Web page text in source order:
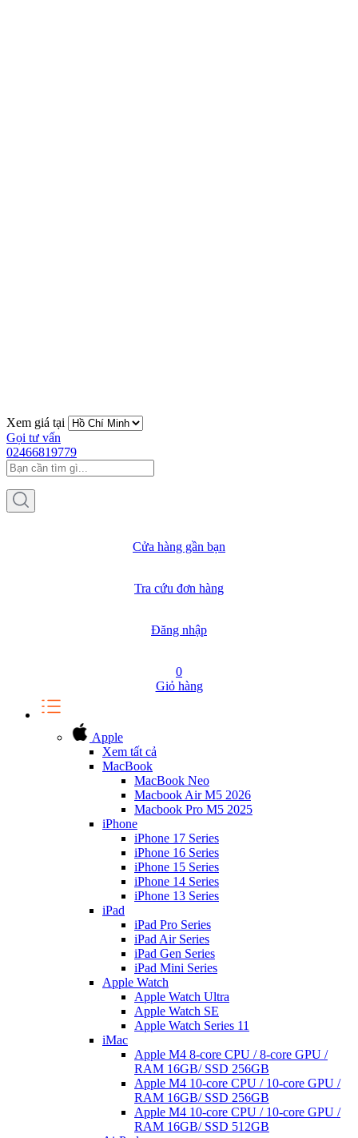
Xem giá tại
Gọi tư vấn
02466819779
Cửa hàng gần bạn
Tra cứu đơn hàng
Đăng nhập
0
Giỏ hàng
Apple
Xem tất cả
MacBook
MacBook Neo
Macbook Air M5 2026
Macbook Pro M5 2025
iPhone
iPhone 17 Series
iPhone 16 Series
iPhone 15 Series
iPhone 14 Series
iPhone 13 Series
iPad
iPad Pro Series
iPad Air Series
iPad Gen Series
iPad Mini Series
Apple Watch
Apple Watch Ultra
Apple Watch SE
Apple Watch Series 11
iMac
Apple M4 8-core CPU / 8-core GPU /
RAM 16GB/ SSD 256GB
Apple M4 10-core CPU / 10-core GPU /
RAM 16GB/ SSD 256GB
Apple M4 10-core CPU / 10-core GPU /
RAM 16GB/ SSD 512GB